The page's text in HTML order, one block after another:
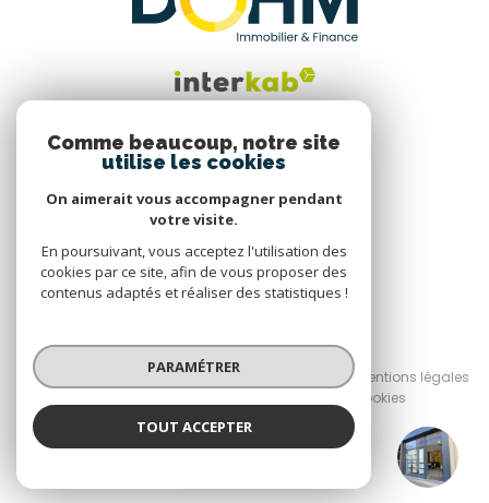
DOHM Le Puy en Velay
Nous suivre
© 2026 | Tous droits réservés
Nos honoraires
Nos partenaires
Mentions légales
Cookies
Comme beaucoup, notre site
utilise les cookies
On aimerait vous accompagner pendant
votre visite.
En poursuivant, vous acceptez l'utilisation des
cookies par ce site, afin de vous proposer des
contenus adaptés et réaliser des statistiques !
PARAMÉTRER
TOUT ACCEPTER